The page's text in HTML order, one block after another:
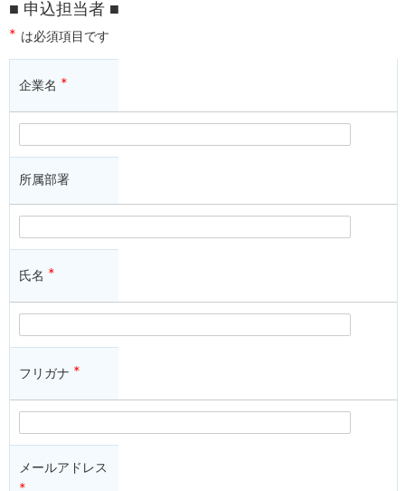
■ 申込担当者 ■
* は必須項目です
企業名 *
所属部署
氏名 *
フリガナ *
メールアドレス